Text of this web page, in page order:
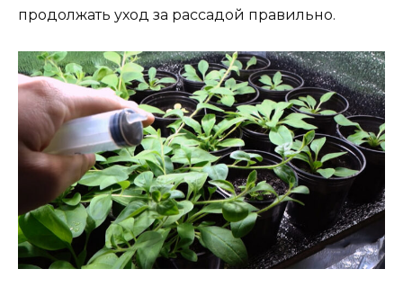
продолжать уход за рассадой правильно.